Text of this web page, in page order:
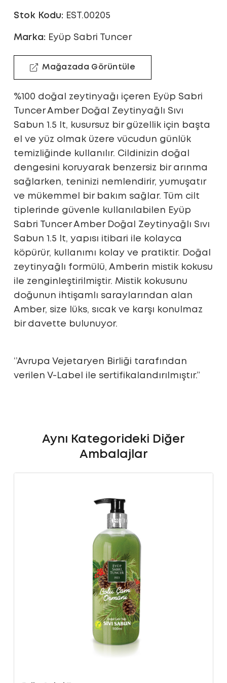
Stok Kodu: EST.00205
Marka: Eyüp Sabri Tuncer
Mağazada Görüntüle
%100 doğal zeytinyağı içeren Eyüp Sabri
Tuncer Amber Doğal Zeytinyağlı Sıvı
Sabun 1.5 lt, kusursuz bir güzellik için başta
el ve yüz olmak üzere vücudun günlük
temizliğinde kullanılır. Cildinizin doğal
dengesini koruyarak benzersiz bir arınma
sağlarken, teninizi nemlendirir, yumuşatır
ve mükemmel bir bakım sağlar. Tüm cilt
tiplerinde güvenle kullanılabilen Eyüp
Sabri Tuncer Amber Doğal Zeytinyağlı Sıvı
Sabun 1.5 lt, yapısı itibari ile kolayca
köpürür, kullanımı kolay ve pratiktir. Doğal
zeytinyağlı formülü, Amberin mistik kokusu
ile zenginleştirilmiştir. Mistik kokusunu
doğunun ihtişamlı saraylarından alan
Amber, size lüks, sıcak ve karşı konulmaz
bir davette bulunuyor.
‘’Avrupa Vejetaryen Birliği tarafından
verilen V-Label ile sertifikalandırılmıştır.”
Aynı Kategorideki Diğer
Ambalajlar